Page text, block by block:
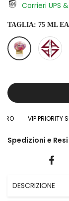
Corrieri UPS &
TAGLIA: 75 ML
VIP PRIORITY
Spedizioni e Resi
DESCRIZIONE